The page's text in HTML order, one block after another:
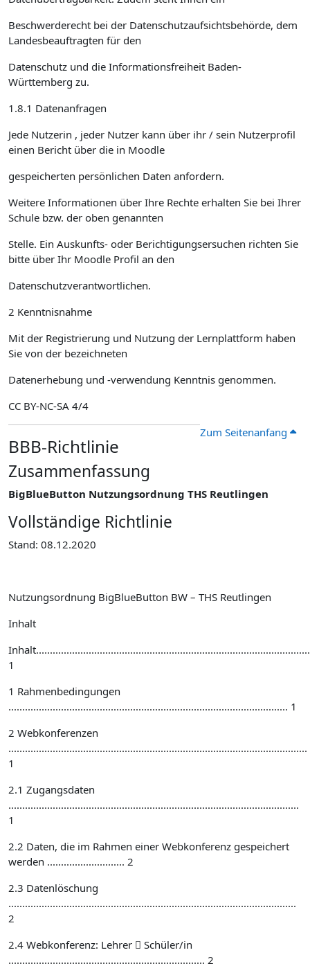
Beschwerderecht bei der Datenschutzaufsichtsbehörde, dem
Landesbeauftragten für den
Datenschutz und die Informationsfreiheit Baden-
Württemberg zu.
1.8.1 Datenanfragen
Jede Nutzerin , jeder Nutzer kann über ihr / sein Nutzerprofil
einen Bericht über die in Moodle
gespeicherten persönlichen Daten anfordern.
Weitere Informationen über Ihre Rechte erhalten Sie bei Ihrer
Schule bzw. der oben genannten
Stelle. Ein Auskunfts- oder Berichtigungsersuchen richten Sie
bitte über Ihr Moodle Profil an den
Datenschutzverantwortlichen.
2 Kenntnisnahme
Mit der Registrierung und Nutzung der Lernplattform haben
Sie von der bezeichneten
Datenerhebung und -verwendung Kenntnis genommen.
CC BY-NC-SA 4/4
Zum Seitenanfang
BBB-Richtlinie
Zusammenfassung
BigBlueButton Nutzungsordnung THS Reutlingen
Vollständige Richtlinie
Stand: 08.12.2020
Nutzungsordnung BigBlueButton BW – THS Reutlingen
Inhalt
1
1 Rahmenbedingungen
..................................................................................................... 1
2 Webkonferenzen
............................................................................................................
1
2.1 Zugangsdaten
.........................................................................................................
1
2.2 Daten, die im Rahmen einer Webkonferenz gespeichert
werden ............................ 2
2.3 Datenlöschung
........................................................................................................
2
2.4 Webkonferenz: Lehrer  Schüler/in
....................................................................... 2